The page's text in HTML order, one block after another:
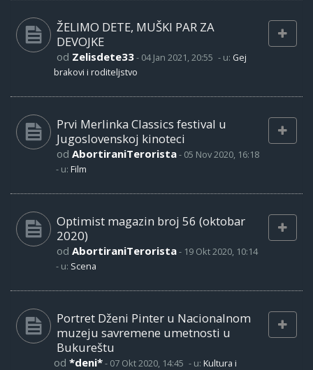
ŽELIMO DETE, MUŠKI PAR ZA
DEVOJKE
od Zelisdete33- 04 Jan 2021, 20:55 - u: Gej
brakovi i roditeljstvo
Prvi Merlinka Classics festival u
Jugoslovenskoj kinoteci
od AbortiraniTerorista- 05 Nov 2020, 16:18
- u: Film
Optimist magazin broj 56 (oktobar
2020)
od AbortiraniTerorista- 19 Okt 2020, 10:14
- u: Scena
Portret Dženi Pinter u Nacionalnom
muzeju savremene umetnosti u
Bukureštu
od *deni*- 07 Okt 2020, 14:45 - u: Kultura i